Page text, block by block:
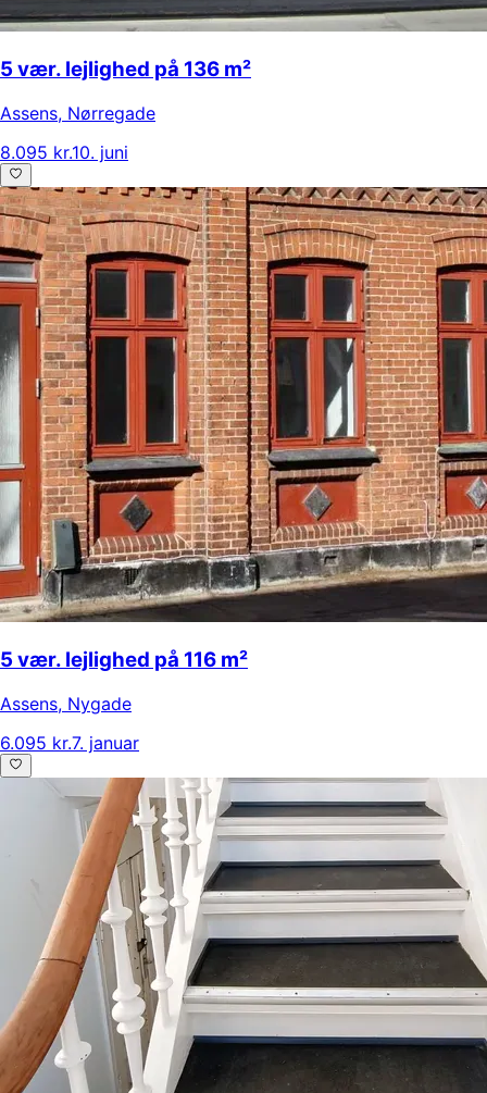
5 vær. lejlighed på 136 m²
Assens, Nørregade
8.095 kr.10. juni
5 vær. lejlighed på 116 m²
Assens, Nygade
6.095 kr.7. januar